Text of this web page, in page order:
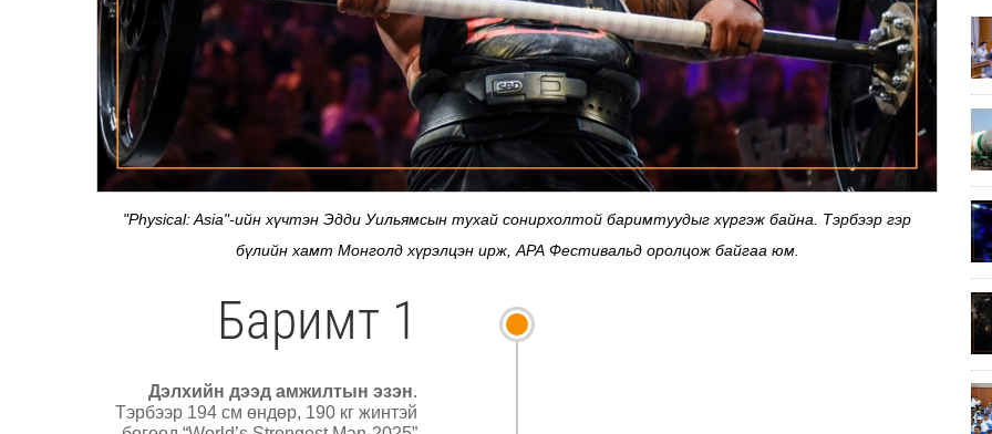
"Physical: Asia"-ийн хүчтэн Эдди Уильямсын тухай сонирхолтой баримтуудыг хүргэж байна. Тэрбээр гэр
бүлийн хамт Монголд хүрэлцэн ирж, АРА Фестивальд оролцож байгаа юм.
Баримт 1
Дэлхийн дээд амжилтын эзэн.
Тэрбээр 194 см өндөр, 190 кг жинтэй